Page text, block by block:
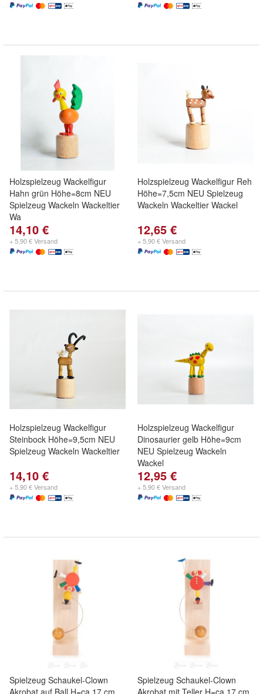
Holzspielzeug Wackelfigur
Hahn grün Höhe=8cm NEU
Spielzeug Wackeln Wackeltier
Wa
14,10 €
+ 5,90 € Versand
Holzspielzeug Wackelfigur Reh
Höhe=7,5cm NEU Spielzeug
Wackeln Wackeltier Wackel
12,65 €
+ 5,90 € Versand
Holzspielzeug Wackelfigur
Steinbock Höhe=9,5cm NEU
Spielzeug Wackeln Wackeltier
14,10 €
+ 5,90 € Versand
Holzspielzeug Wackelfigur
Dinosaurier gelb Höhe=9cm
NEU Spielzeug Wackeln
Wackel
12,95 €
+ 5,90 € Versand
Spielzeug Schaukel-Clown
Akrobat auf Ball H=ca 17 cm
Spielzeug Schaukel-Clown
Akrobat mit Teller H=ca 17 cm